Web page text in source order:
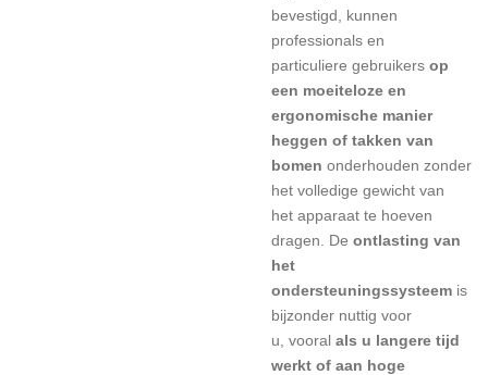
bevestigd, kunnen
professionals en
particuliere gebruikers op
een moeiteloze en
ergonomische manier
heggen of takken van
bomen onderhouden zonder
het volledige gewicht van
het apparaat te hoeven
dragen. De ontlasting van
het
ondersteuningssysteem is
bijzonder nuttig voor
u, vooral als u langere tijd
werkt of aan hoge